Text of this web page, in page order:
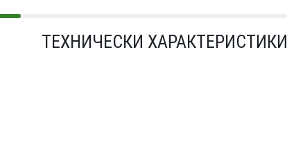
ТЕХНИЧЕСКИ ХАРАКТЕРИСТИКИ